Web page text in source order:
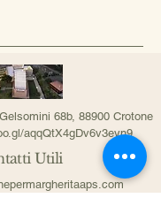
68b, 88900 Crotone
aqqQtX4gDv6v3eyn9
Utili